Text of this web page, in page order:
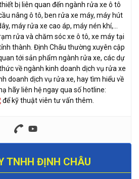
bị liên quan đến ngành rửa xe ô tô
nâng ô tô, ben rửa xe máy, máy hút
máy rửa xe cao áp, máy nén khí,…
rửa và chăm sóc xe ô tô, xe máy tại
thành. Định Châu thường xuyên cập
tới sản phẩm ngành rửa xe, các dự
về ngành kinh doanh dịch vụ rửa xe
doanh dịch vụ rửa xe, hay tìm hiểu về
hãy liên hệ ngay qua số hotline:
để kỹ thuật viên tư vấn thêm.
TNHH ĐỊNH CHÂU